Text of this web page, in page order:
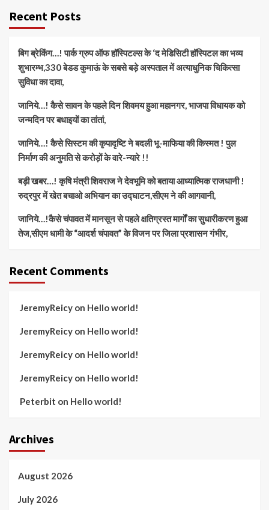
Recent Posts
बिग ब्रेकिंग…! पार्क ग्रुप ऑफ हॉस्पिटल्स के ‘द मेडिसिटी हॉस्पिटल का भव्य
शुभारम्भ,330 बेडड कुमाऊं के सबसे बड़े अस्पताल में अत्याधुनिक चिकित्सा
सुविधा का दावा,
जानिये…! कैसे सावन के पहले दिन शिवमय हुआ महानगर, भाजपा विधायक को
जन्मदिन पर बधाइयों का तांतां,
जानिये…! कैसे सिस्टम की कृपादृष्टि ने बदली भू-माफिया की किस्मत ! पुल
निर्माण की अनुमति से करोड़ों के वारे-न्यारे !!
बड़ी खबर…! कृषि मंत्री शिवराज ने देवभूमि को बताया आध्यात्मिक राजधानी !
रुद्रपुर में खेत बचाओ अभियान का उद्घाटन,सीएम ने की आगवानी,
जानिये…!कैसे चंपावत में मानसून से पहले क्षतिग्रस्त मार्गों का सुधारीकरण हुआ
तेज,सीएम धामी के “आदर्श चंपावत” के विजन पर जिला प्रशासन गंभीर,
Recent Comments
JeremyReicy on Hello world!
JeremyReicy on Hello world!
JeremyReicy on Hello world!
JeremyReicy on Hello world!
Peterbit on Hello world!
Archives
August 2026
July 2026